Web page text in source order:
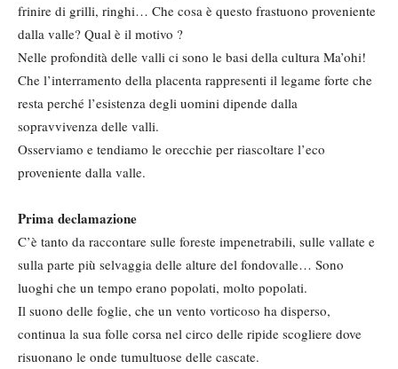
frinire di grilli, ringhi… Che cosa è questo frastuono proveniente
dalla valle? Qual è il motivo ?
Nelle profondità delle valli ci sono le basi della cultura Ma’ohi!
Che l’interramento della placenta rappresenti il legame forte che
resta perché l’esistenza degli uomini dipende dalla
sopravvivenza delle valli.
Osserviamo e tendiamo le orecchie per riascoltare l’eco
proveniente dalla valle.
Prima declamazione
C’è tanto da raccontare sulle foreste impenetrabili, sulle vallate e
sulla parte più selvaggia delle alture del fondovalle… Sono
luoghi che un tempo erano popolati, molto popolati.
Il suono delle foglie, che un vento vorticoso ha disperso,
continua la sua folle corsa nel circo delle ripide scogliere dove
risuonano le onde tumultuose delle cascate.